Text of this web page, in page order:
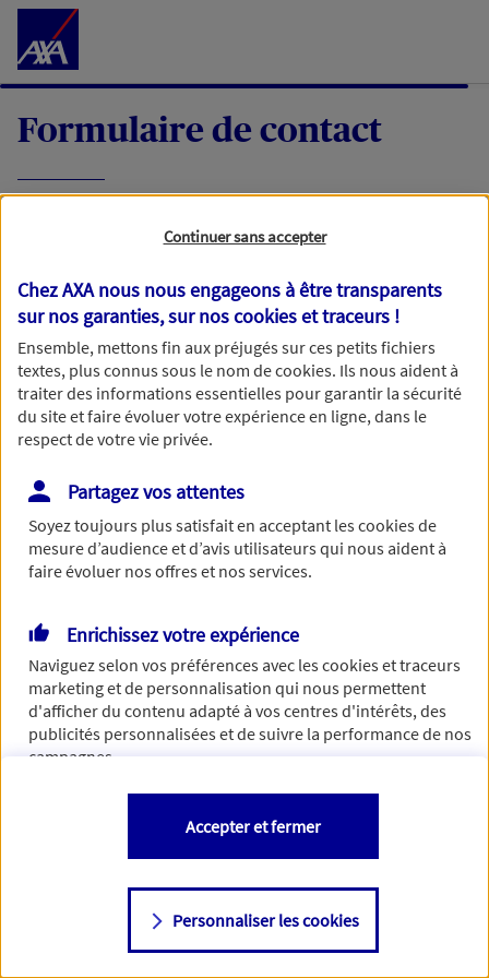
Accéder au Contenu
Formulaire de contact
demande, nous vous répondrons dans les
meilleurs délais par mail ou par téléphone.
Votre message :
Vous disposez de droits sur les informations vous concernant. Pour
plus d’informations,cliquez ici.
Continuer sans accepter
Chez AXA nous nous engageons à être transparents
sur nos garanties, sur noscookies et traceurs !
Ensemble, mettons fin aux préjugés sur ces petits fichiers
textes, plus connus sous le nom decookies. Ils nous aident à
traiter des informations essentielles pour garantir la sécurité
du site et faire évoluer votre expérience en ligne, dans le
respect de votre vie privée.
Partagez vos attentes
Soyez toujours plus satisfait en acceptant lescookiesde
mesure d’audience et d’avis utilisateurs qui nous aident à
faire évoluer nos offres et nos services.
Enrichissez votre expérience
Naviguez selon vos préférences avec lescookies et traceurs
marketing et de personnalisation qui nous permettent
d'afficher du contenu adapté à vos centres d'intérêts, des
publicités personnalisées et de suivre la performance de nos
campagnes.
Vous êtes libre de les accepter, de les refuser comme de
changer d'avis à tout moment en allant sur
Consulter notre politique decookies
Personnaliser les cookies
Accepter et fermer